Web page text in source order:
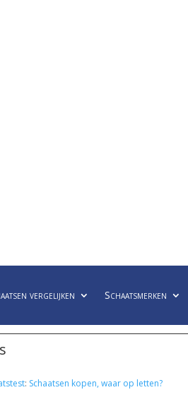
vergelijken Schaatsmerken
: Schaatsen kopen, waar op letten?